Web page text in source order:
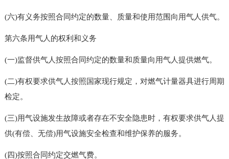
(六)有义务按照合同约定的数量、质量和使用范围向用气人供气。
第六条用气人的权利和义务
(一)监督供气人按照合同约定的数量和质量向用气人提供燃气。
(二)有权要求供气人按照国家现行规定，对燃气计量器具进行周期
检定。
(三)用气设施发生故障或者存在不安全隐患时，有权要求供气人提
供(有偿、无偿)用气设施安全检查和维护保养的服务。
(四)按照合同约定交燃气费。